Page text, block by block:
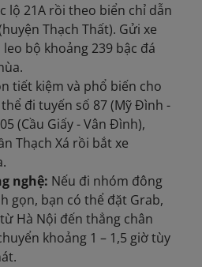
lộ 21A rồi theo biển chỉ dẫn
Thạch Thất). Gửi xe
bộ khoảng 239 bậc đá
tiết kiệm và phổ biến cho
đi tuyến số 87 (Mỹ Đình -
(Cầu Giấy - Vân Đình),
Thạch Xá rồi bắt xe
nghệ: Nếu đi nhóm đông
gọn, bạn có thể đặt Grab,
từ Hà Nội đến thẳng chân
khoảng 1 – 1,5 giờ tùy